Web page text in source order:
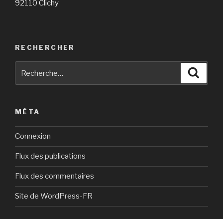
92110 Clichy
RECHERCHER
MÉTA
Connexion
Flux des publications
Flux des commentaires
Site de WordPress-FR